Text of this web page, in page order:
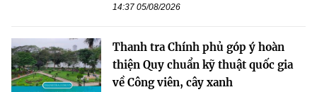
14:37 05/08/2026
Thanh tra Chính phủ góp ý hoàn
thiện Quy chuẩn kỹ thuật quốc gia
về Công viên, cây xanh